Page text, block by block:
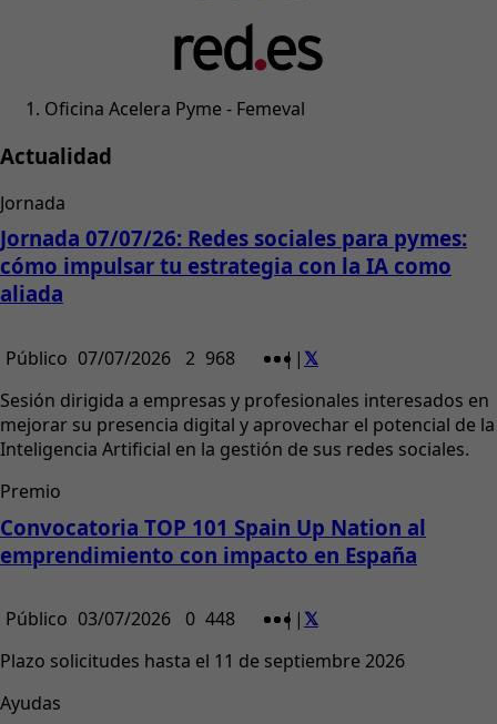
Oficina Acelera Pyme - Femeval
Actualidad
Jornada
Jornada 07/07/26: Redes sociales para pymes:
cómo impulsar tu estrategia con la IA como
aliada
Público 07/07/2026 2 968 | |
Sesión dirigida a empresas y profesionales interesados en
mejorar su presencia digital y aprovechar el potencial de la
Inteligencia Artificial en la gestión de sus redes sociales.
Premio
Convocatoria TOP 101 Spain Up Nation al
emprendimiento con impacto en España
Público 03/07/2026 0 448 | |
Plazo solicitudes hasta el 11 de septiembre 2026
Ayudas